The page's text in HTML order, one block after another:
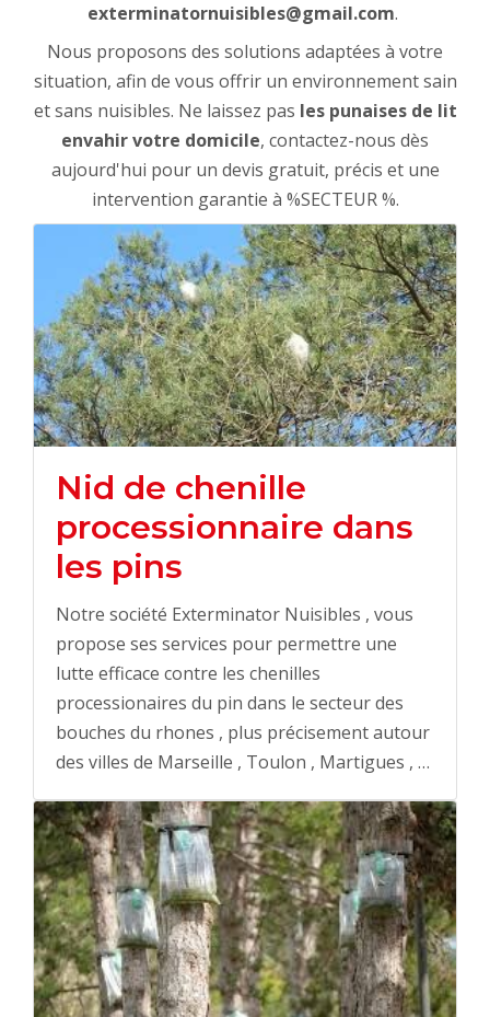
exterminatornuisibles@gmail.com.
Nous proposons des solutions adaptées à votre
situation, afin de vous offrir un environnement sain
et sans nuisibles. Ne laissez pas les punaises de lit
envahir votre domicile, contactez-nous dès
aujourd'hui pour un devis gratuit, précis et une
intervention garantie à %SECTEUR %.
Nid de chenille
processionnaire dans
les pins
Notre société Exterminator Nuisibles , vous
propose ses services pour permettre une
lutte efficace contre les chenilles
processionaires du pin dans le secteur des
bouches du rhones , plus précisement autour
des villes de Marseille , Toulon , Martigues , …